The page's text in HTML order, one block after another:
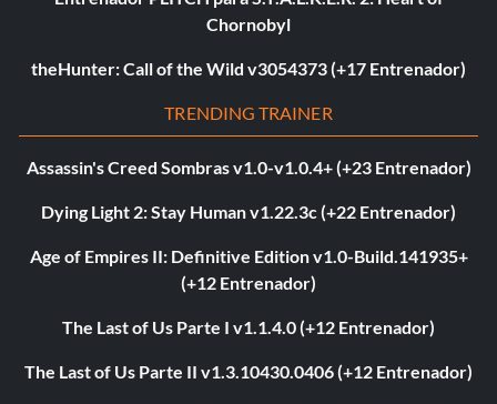
Chornobyl
theHunter: Call of the Wild v3054373 (+17 Entrenador)
TRENDING TRAINER
Assassin's Creed Sombras v1.0-v1.0.4+ (+23 Entrenador)
Dying Light 2: Stay Human v1.22.3c (+22 Entrenador)
Age of Empires II: Definitive Edition v1.0-Build.141935+
(+12 Entrenador)
The Last of Us Parte I v1.1.4.0 (+12 Entrenador)
The Last of Us Parte II v1.3.10430.0406 (+12 Entrenador)